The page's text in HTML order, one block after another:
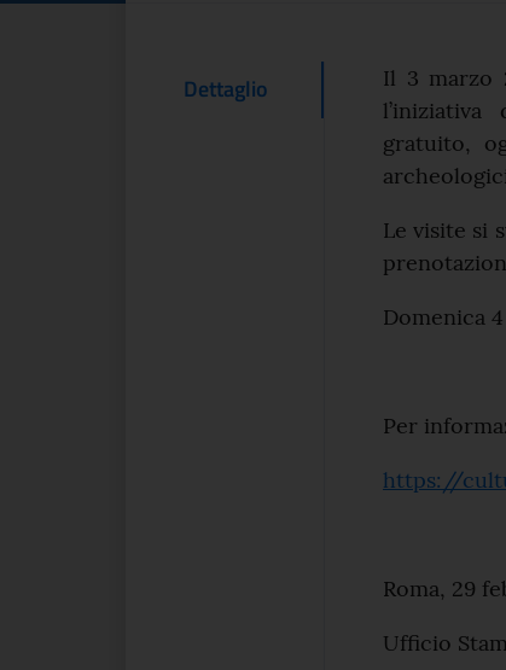
Contenuto Del
Dettaglio
Il 3 marzo
gratuito,
Le visite si
Domenica
Per
https://
Roma, 29
Ufficio